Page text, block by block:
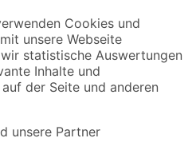
und Aktionen mehr verpassen!